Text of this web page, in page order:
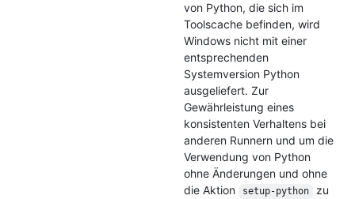
von Python, die sich im
Toolscache befinden, wird
Windows nicht mit einer
entsprechenden
Systemversion Python
ausgeliefert. Zur
Gewährleistung eines
konsistenten Verhaltens bei
anderen Runnern und um die
Verwendung von Python
ohne Änderungen und ohne
die Aktion
setup-python
zu